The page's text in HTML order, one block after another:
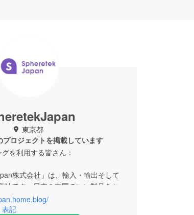
東京都
プロジェクトを掲載しています
を利用する皆さん：
株式会社」は、輸入・輸出そして
です。日本＆中国のいい製品をお互
で、皆により良い生活をもたらすの
。
表記